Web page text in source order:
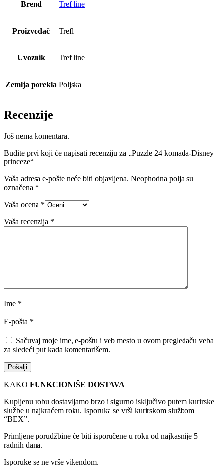
Brend Tref line
Proizvođač Trefl
Uvoznik Tref line
Zemlja porekla Poljska
Recenzije
Još nema komentara.
Budite prvi koji će napisati recenziju za „Puzzle 24 komada-Disney
princeze“
Vaša adresa e-pošte neće biti objavljena. Neophodna polja su
označena *
Vaša ocena *
Vaša recenzija *
Ime *
E-pošta *
Sačuvaj moje ime, e-poštu i veb mesto u ovom pregledaču veba
za sledeći put kada komentarišem.
KAKO FUNKCIONIŠE DOSTAVA
Kupljenu robu dostavljamo brzo i sigurno isključivo putem kurirske
službe u najkraćem roku. Isporuka se vrši kurirskom službom
“BEX”.
Primljene porudžbine će biti isporučene u roku od najkasnije 5
radnih dana.
Isporuke se ne vrše vikendom.